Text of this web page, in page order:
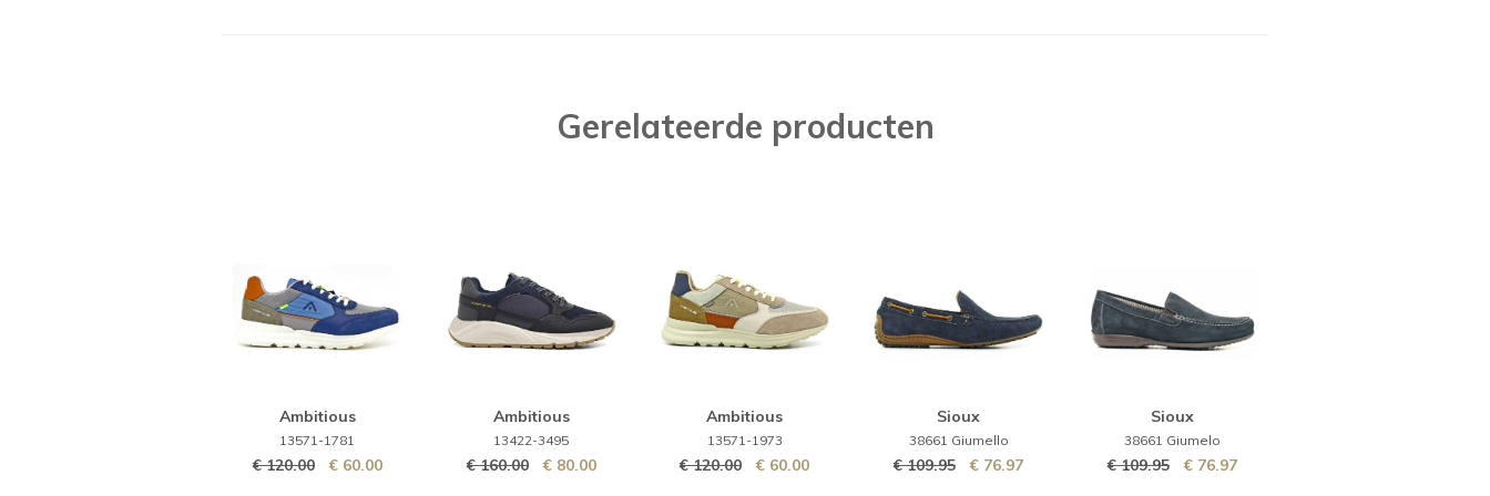
Gerelateerde producten
Ambitious
13571-1781
€ 120.00 € 60.00
Ambitious
13422-3495
€ 160.00 € 80.00
Ambitious
13571-1973
€ 120.00 € 60.00
Sioux
38661 Giumello
€ 109.95 € 76.97
Sioux
38661 Giumelo
€ 109.95 € 76.97